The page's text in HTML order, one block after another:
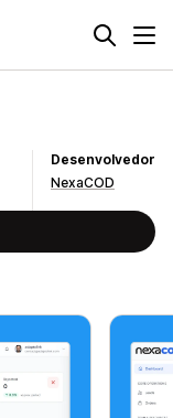
Desenvolvedor
NexaCOD